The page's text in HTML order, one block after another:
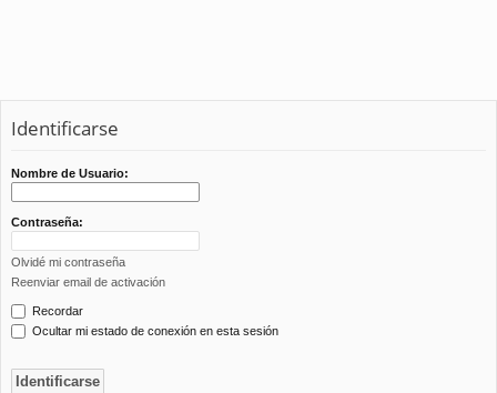
Identificarse
Nombre de Usuario:
Contraseña:
Olvidé mi contraseña
Reenviar email de activación
Recordar
Ocultar mi estado de conexión en esta sesión